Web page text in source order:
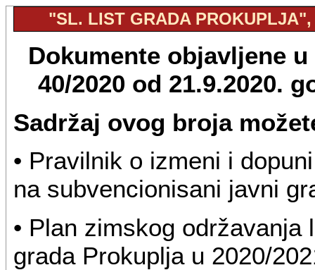
"SL. LIST GRADA
Dokumente objavljene
40/2020 od 21.9.2020.
Sadržaj ovog broja
• Pravilnik o izmeni i
na subvencionisani javni
• Plan zimskog
grada Prokuplja u 2020/